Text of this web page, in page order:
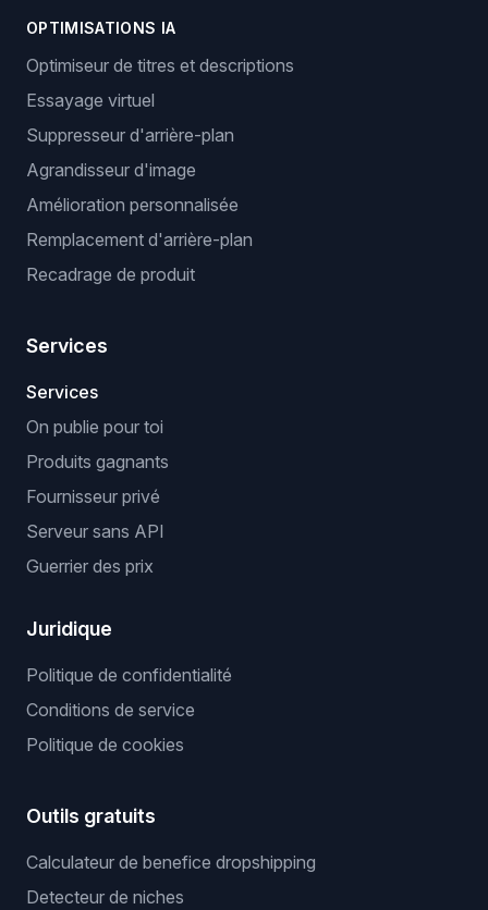
OPTIMISATIONS IA
Optimiseur de titres et descriptions
Essayage virtuel
Suppresseur d'arrière-plan
Agrandisseur d'image
Amélioration personnalisée
Remplacement d'arrière-plan
Recadrage de produit
Services
Services
On publie pour toi
Produits gagnants
Fournisseur privé
Serveur sans API
Guerrier des prix
Juridique
Politique de confidentialité
Conditions de service
Politique de cookies
Outils gratuits
Calculateur de benefice dropshipping
Detecteur de niches